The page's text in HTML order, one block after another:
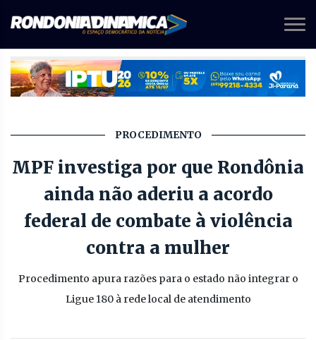
PROCEDIMENTO
MPF investiga por que Rondônia
ainda não aderiu a acordo
federal de combate à violência
contra a mulher
Procedimento apura razões para o estado não integrar o
Ligue 180 à rede local de atendimento